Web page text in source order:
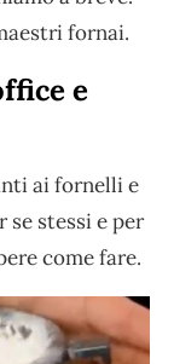
fornai.
e
ai fornelli e
se stessi e per
come fare.